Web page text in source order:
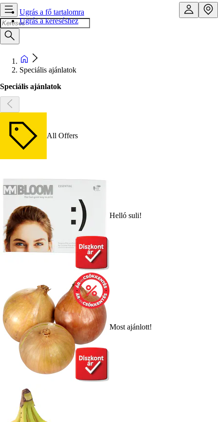
Ugrás a fő tartalomra
Ugrás a kereséshez
Speciális ajánlatok
Speciális ajánlatok
All Offers
Helló suli!
Most ajánlott!